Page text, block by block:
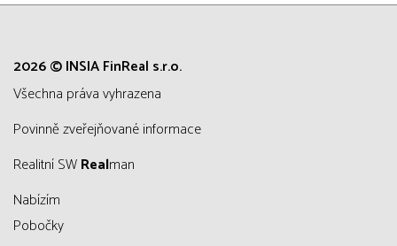
2026 © INSIA FinReal s.r.o.
všechna práva vyhrazena
Povinně zveřejňované informace
Realitní SWRealman
Nabízím
Pobočky